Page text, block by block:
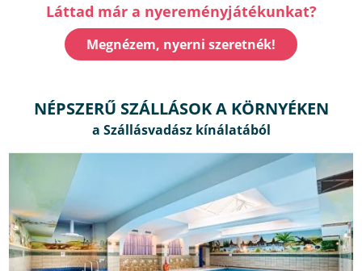
Láttad már a nyereményjátékunkat?
Megnézem, nyerni szeretnék!
NÉPSZERŰ SZÁLLÁSOK A KÖRNYÉKEN